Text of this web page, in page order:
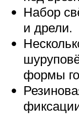
Набор
и дрели.
формы